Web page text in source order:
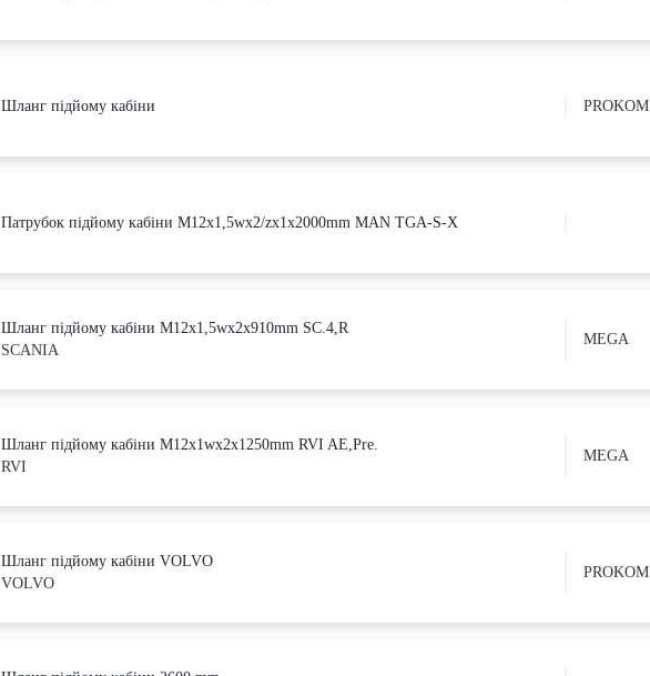
Шланг підйому кабіни PROKOM
Патрубок підйому кабіни M12x1,5wx2/zx1x2000mm MAN TGA-S-X
Шланг підйому кабіни M12x1,5wx2x910mm SC.4,R
SCANIA
MEGA
Шланг підйому кабіни M12x1wx2x1250mm RVI AE,Pre.
RVI
MEGA
Шланг підйому кабіни VOLVO
VOLVO
PROKOM